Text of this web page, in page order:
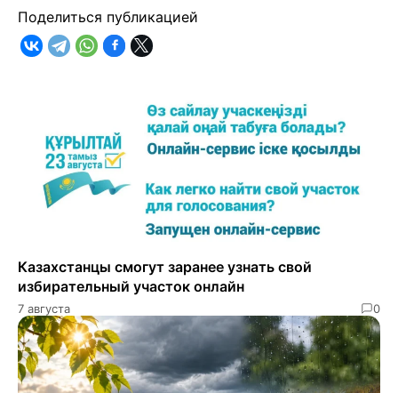
Поделиться публикацией
Казахстанцы смогут заранее узнать свой
избирательный участок онлайн
7 августа 0